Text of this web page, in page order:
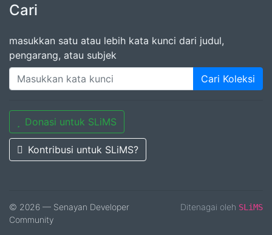
Cari
masukkan satu atau lebih kata kunci dari judul,
pengarang, atau subjek
Cari Koleksi
Donasi untuk SLiMS
Kontribusi untuk SLiMS?
© 2026 — Senayan Developer
Community
Ditenagai oleh SLiMS